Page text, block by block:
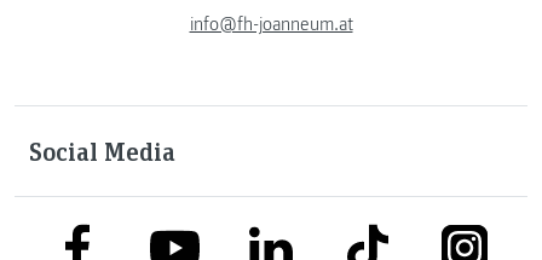
info@fh-joanneum.at
Social Media
link to facebooklink to youtubelink to linkedinlink to tiktok